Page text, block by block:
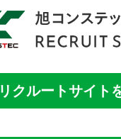
リクルートサイト